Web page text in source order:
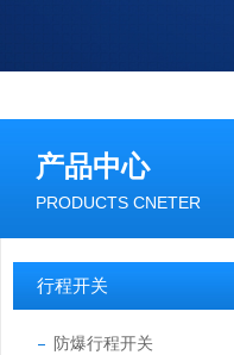
产品中心
PRODUCTS CNETER
行程开关
防爆行程开关